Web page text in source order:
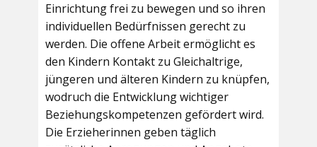
Einrichtung frei zu bewegen und so ihren
individuellen Bedürfnissen gerecht zu
werden. Die offene Arbeit ermöglicht es
den Kindern Kontakt zu Gleichaltrige,
jüngeren und älteren Kindern zu knüpfen,
wodruch die Entwicklung wichtiger
Beziehungskompetenzen gefördert wird.
Die Erzieherinnen geben täglich